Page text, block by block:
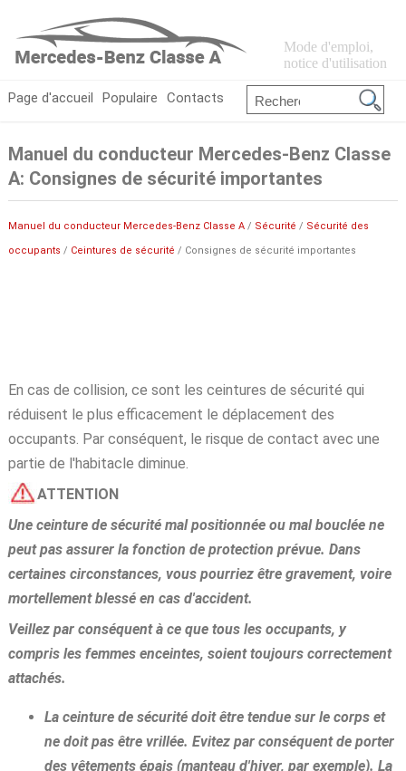
Mode d'emploi,
notice d'utilisation
Page d'accueil Populaire Contacts
Manuel du conducteur Mercedes-Benz Classe
A: Consignes de sécurité importantes
Manuel du conducteur Mercedes-Benz Classe A/ Sécurité / Sécurité des
occupants / Ceintures de sécurité / Consignes de sécurité importantes
En cas de collision, ce sont les ceintures de sécurité qui
réduisent le plus efficacement le déplacement des
occupants. Par conséquent, le risque de contact avec une
partie de l'habitacle diminue.
ATTENTION
Une ceinture de sécurité mal positionnée ou mal bouclée ne
peut pas assurer la fonction de protection prévue. Dans
certaines circonstances, vous pourriez être gravement, voire
mortellement blessé en cas d'accident.
Veillez par conséquent à ce que tous les occupants, y
compris les femmes enceintes, soient toujours correctement
attachés.
La ceinture de sécurité doit être tendue sur le corps et
ne doit pas être vrillée. Evitez par conséquent de porter
des vêtements épais (manteau d'hiver, par exemple). La